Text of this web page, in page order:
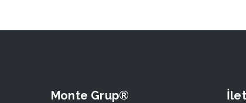
Monte Grup®